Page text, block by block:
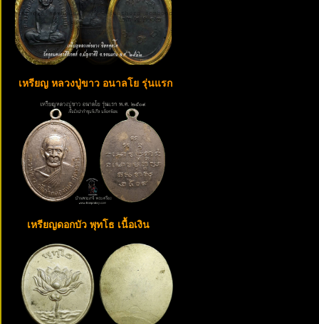
เหรียญ หลวงปู่ขาว อนาลโย รุ่นแรก
เหรียญดอกบัว พุทโธ เนื้อเงิน